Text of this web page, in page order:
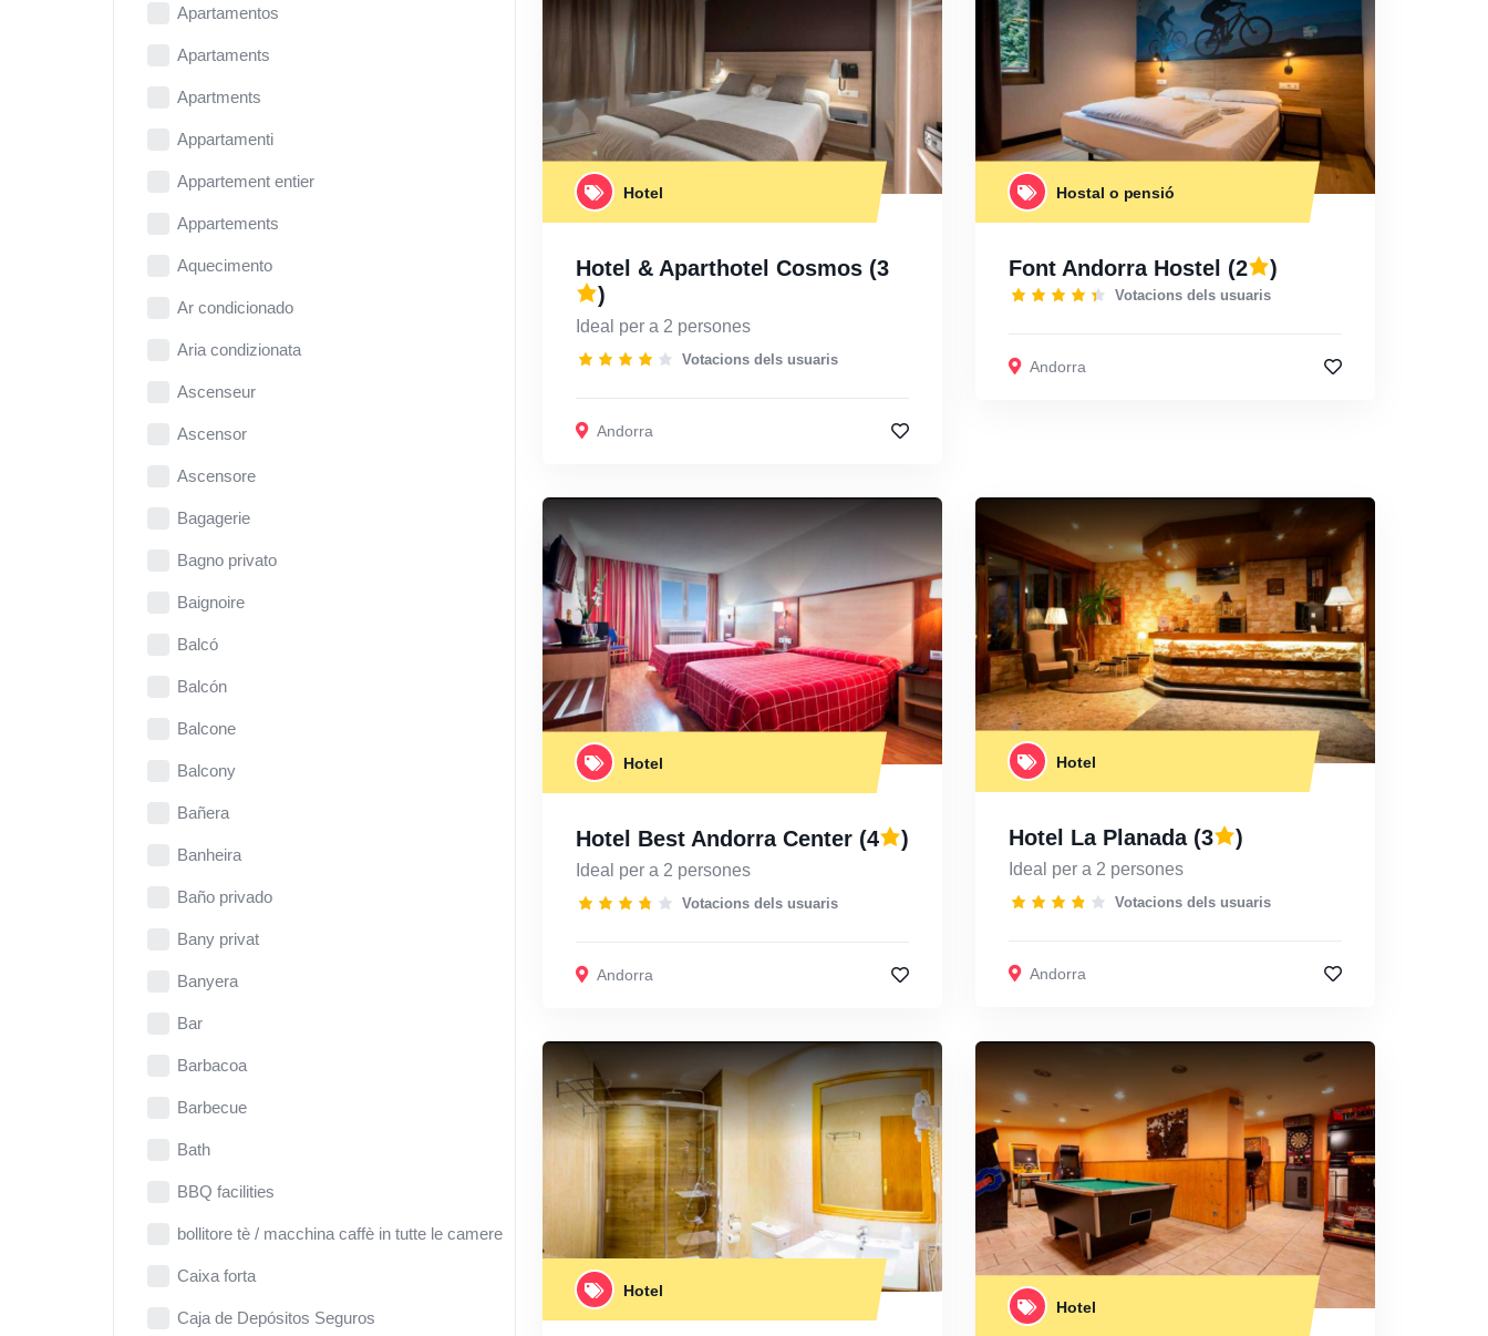
Apartamentos
Apartaments
Apartments
Appartamenti
Appartement entier
Appartements
Aquecimento
Ar condicionado
Aria condizionata
Ascenseur
Ascensor
Ascensore
Bagagerie
Bagno privato
Baignoire
Balcó
Balcón
Balcone
Balcony
Bañera
Banheira
Baño privado
Bany privat
Banyera
Bar
Barbacoa
Barbecue
Bath
BBQ facilities
bollitore tè / macchina caffè in tutte le camere
Caixa forta
Caja de Depósitos Seguros
Hotel
Hotel & Aparthotel Cosmos(3
)
Ideal per a 2 persones
Votacions dels usuaris
Andorra
Hostal o pensió
Font Andorra Hostel (2 )
Votacions dels usuaris
Andorra
Hotel
Hotel Best Andorra Center(4 )
Ideal per a 2 persones
Votacions dels usuaris
Andorra
Hotel
Hotel La Planada(3 )
Ideal per a 2 persones
Votacions dels usuaris
Andorra
Hotel
Hotel